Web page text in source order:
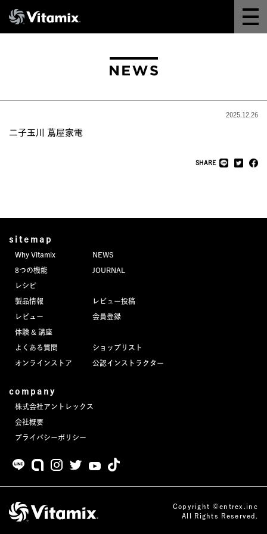
JOURNAL
2025.12.26
二子玉川 蔦屋家電
SHARE
sitemap
Why Vitamix
8つの機能
レシピ
製品情報
レビュー
体験 & 講座
よくある質問
オンラインストア
NEWS
JOURNAL
レビュー投稿
会員登録
ショップリスト
公認インストラクター
company
株式会社アントレックス
会社概要
プライバシーポリシー
Copyright ©entrex.inc
All Rights Reserved.